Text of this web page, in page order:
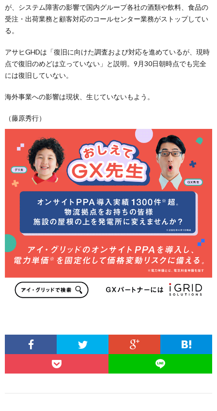
が、システム障害の影響で国内グループ各社の酒類や飲料、食品の
受注・出荷業務と顧客対応のコールセンター業務がストップしてい
る。
アサヒGHDは「復旧に向けた調査および対応を進めているが、現時
点で復旧のめどは立っていない」と説明。9月30日朝時点でも完全
には復旧していない。
海外事業への影響は現状、生じていないもよう。
（藤原秀行）